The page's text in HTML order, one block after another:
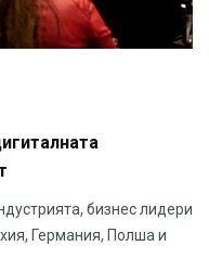
бизнес лидери
Германия, Полша и